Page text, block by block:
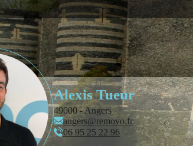
Alexis Tueur
49000 - Angers
angers@removo.fr
06 95 25 22 96